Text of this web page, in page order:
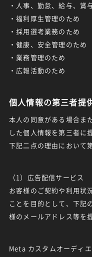
・人事、勤怠、給与、賞
・福利厚生管理のため
・採用選考業務のため
・健康、安全管理のため
・業務管理のため
・広報活動のため
個人情報の第三者提
本人の同意がある場合ま
した個人情報を第三者に
下記二点の理由において
（1）広告配信サービス
お客様のご契約や利用状
ことを目的として、下記
様のメールアドレス等を
Meta カスタムオーディ